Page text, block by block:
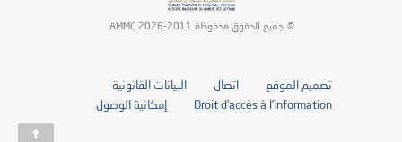
© جميع الحقوق محفوظة 2011-2026 AMMC.
تصميم الموقع اتصال
البيانات القانونية
Droit d’accès à l’information
إمكانية الوصول